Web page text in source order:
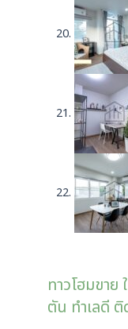
ทาวโฮมขาย
ตัน ทำเลดี